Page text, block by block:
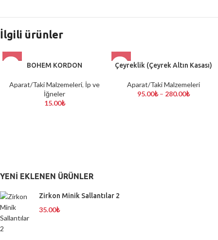
İlgili ürünler
BOHEM KORDON
Aparat/Taki Malzemeleri, İp ve
İğneler
15.00₺
Çeyreklik (Çeyrek Altın Kasası)
Aparat/Taki Malzemeleri
95.00₺ – 280.00₺
YENI EKLENEN ÜRÜNLER
Zirkon Minik Sallantılar 2
35.00₺